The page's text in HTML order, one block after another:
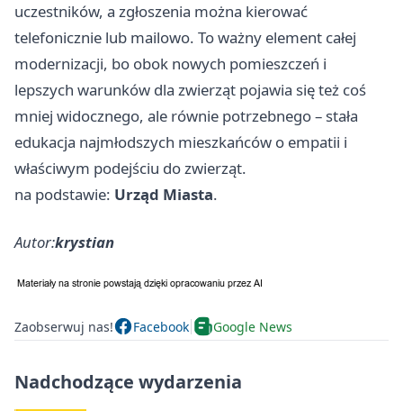
uczestników, a zgłoszenia można kierować
telefonicznie lub mailowo. To ważny element całej
modernizacji, bo obok nowych pomieszczeń i
lepszych warunków dla zwierząt pojawia się też coś
mniej widocznego, ale równie potrzebnego – stała
edukacja najmłodszych mieszkańców o empatii i
właściwym podejściu do zwierząt.
na podstawie: Urząd Miasta.
Autor:krystian
Zaobserwuj nas! Facebook Google News
Nadchodzące wydarzenia